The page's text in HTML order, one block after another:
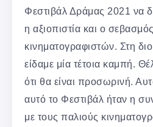
Φεστιβάλ Δράμας 2021 να
η αξιοπιστία και ο
κινηματογραφιστών. Στη
είδαμε μία τέτοια καμπή.
ότι θα είναι προσωρινή.
αυτό το Φεστιβάλ ήταν η
με τους παλιούς